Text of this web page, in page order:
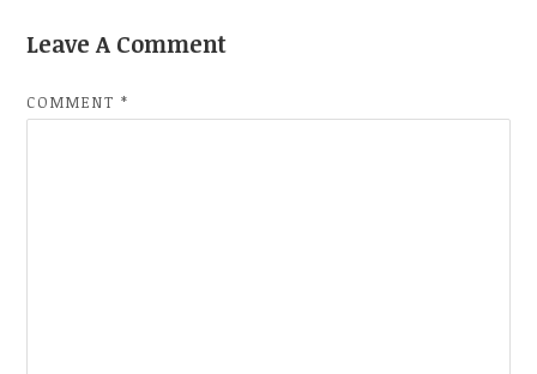
Leave A Comment
COMMENT*